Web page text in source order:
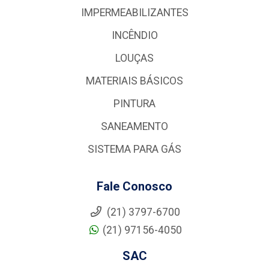
IMPERMEABILIZANTES
INCÊNDIO
LOUÇAS
MATERIAIS BÁSICOS
PINTURA
SANEAMENTO
SISTEMA PARA GÁS
Fale Conosco
(21) 3797-6700
(21) 97156-4050
SAC